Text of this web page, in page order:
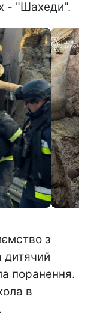
- "Шахеди".
з
дитячий
поранення.
в